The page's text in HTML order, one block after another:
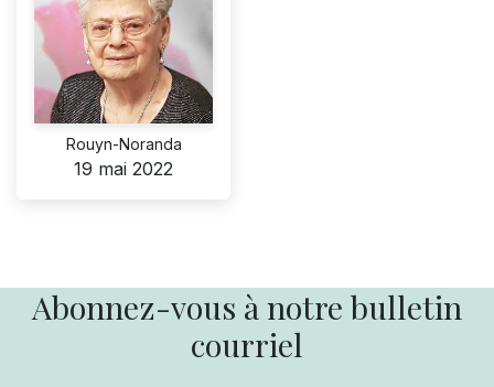
Rouyn-Noranda
19 mai 2022
Abonnez-vous à notre bulletin
courriel